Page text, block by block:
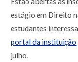
estágio em Direito
estudantes
portal da instituição
julho.